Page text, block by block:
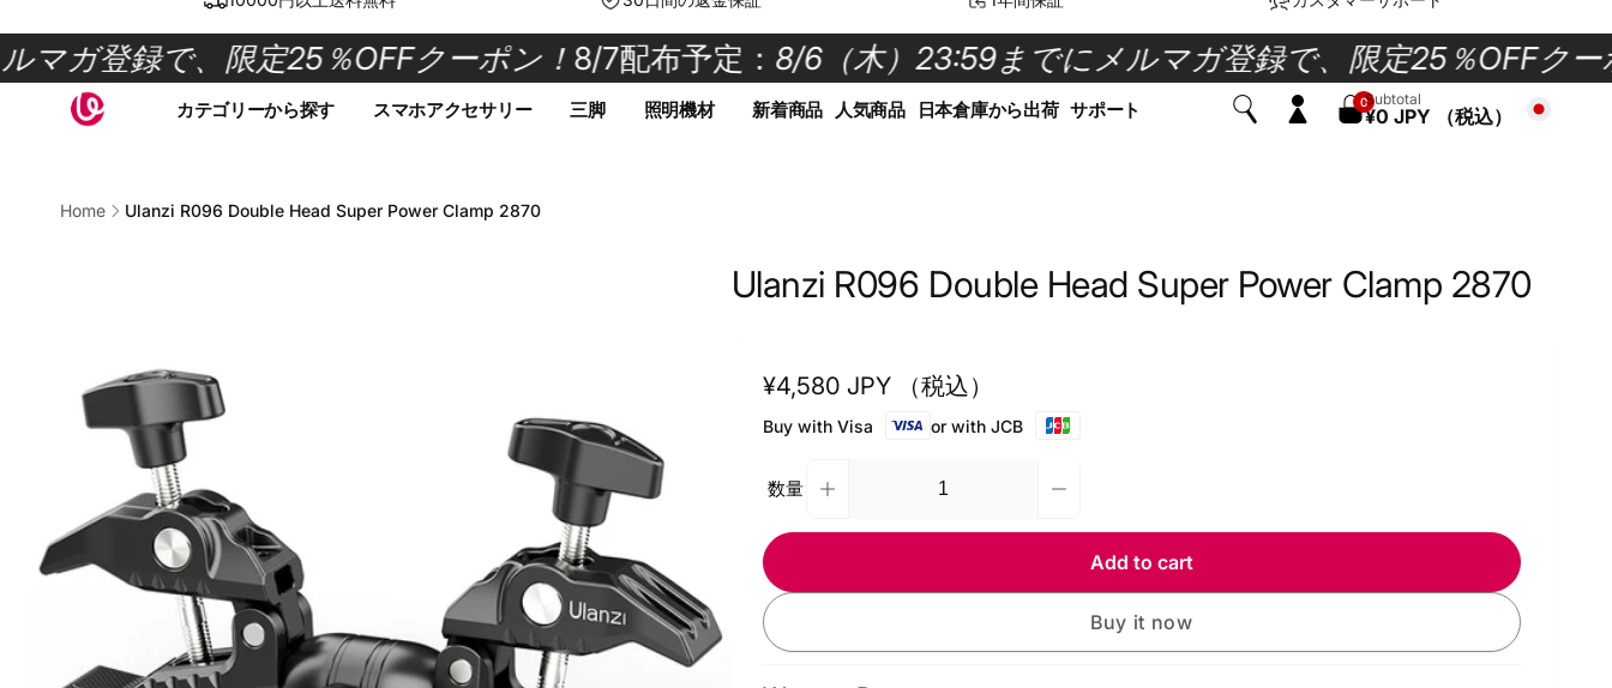
content
登録で、限定25％OFFクーポン！8/7配布予定：8/6（木）23:59までにメルマガ登録で、限定25％OFFクーポ
カテゴリーから探す スマホアクセサリー 三脚 照明機材 新着商品 人気商品 日本倉庫から出荷 サポート
Log
0
items
Subtotal
¥0 JPY （税込）
Home Ulanzi R096 Double Head Super Power Clamp 2870
Ulanzi R096 Double Head Super Power Clamp 2870
Regular
price
¥4,580 JPY （税込）
Buy with Visa or with JCB
数量
QuantityIncrease
R096
Head
Ulanzi
R096
Double
Head
Add to cart
Buy it now